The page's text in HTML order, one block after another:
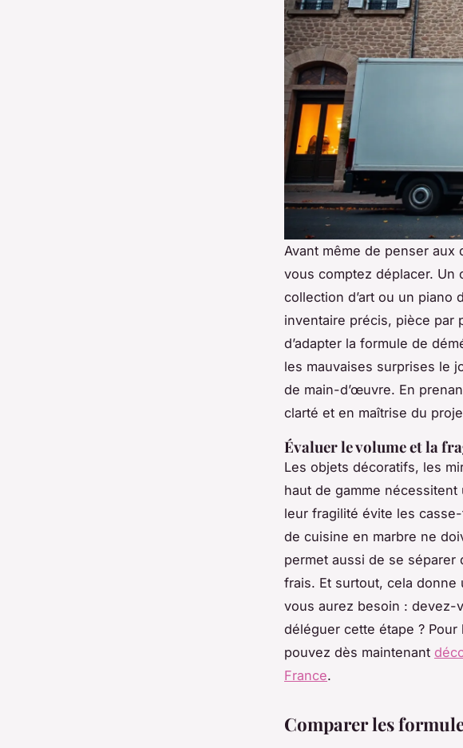
Avant même de penser
vous comptez déplacer. Un
collection d’art ou un piano
inventaire précis, pièce par
d’adapter la formule de
les mauvaises surprises le
de main-d’œuvre. En
clarté et en maîtrise du
Évaluer le volume et la
Les objets décoratifs, les
haut de gamme
leur fragilité évite les
de cuisine en marbre ne
permet aussi de se
frais. Et surtout, cela donne
vous aurez besoin : devez-
déléguer cette étape ?
pouvez dès maintenant
France.
Comparer les